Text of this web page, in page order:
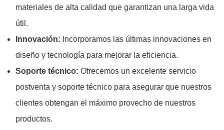
materiales de alta calidad que garantizan una larga vida
útil.
Innovación: Incorporamos las últimas innovaciones en
diseño y tecnología para mejorar la eficiencia.
Soporte técnico: Ofrecemos un excelente servicio
postventa y soporte técnico para asegurar que nuestros
clientes obtengan el máximo provecho de nuestros
productos.